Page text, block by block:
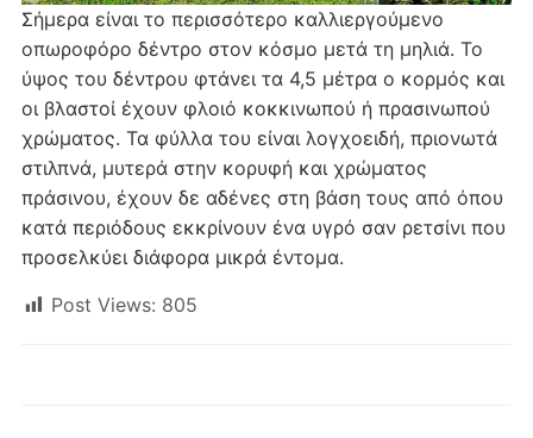
Σήμερα είναι το περισσότερο καλλιεργούμενο
οπωροφόρο δέντρο στον κόσμο μετά τη μηλιά. Το
ύψος του δέντρου φτάνει τα 4,5 μέτρα ο κορμός και
οι βλαστοί έχουν φλοιό κοκκινωπού ή πρασινωπού
χρώματος. Τα φύλλα του είναι λογχοειδή, πριονωτά
στιλπνά, μυτερά στην κορυφή και χρώματος
πράσινου, έχουν δε αδένες στη βάση τους από όπου
κατά περιόδους εκκρίνουν ένα υγρό σαν ρετσίνι που
προσελκύει διάφορα μικρά έντομα.
Post Views: 805